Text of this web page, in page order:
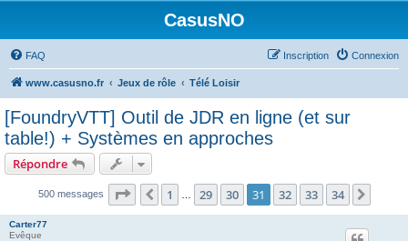
CasusNO
FAQ Connexion
Inscription
www.casusno.fr Jeux de rôle Télé Loisir
[FoundryVTT] Outil de JDR en ligne (et sur
table!) + Systèmes en approches
Répondre
500 messages Page 31 sur 34
Précédent
1 29 30 31 32 33 34
Carter77
Evêque